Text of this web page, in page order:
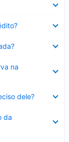
na
dele?
da